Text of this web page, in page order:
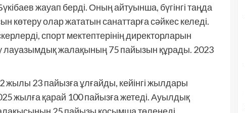
жауап берді. Оның айтуынша, бүгінгі таңда
көтеру олар жататын санаттарға сәйкес келеді.
спорт мектептерінің директорларын
лауазымдық жалақының 75 пайызын құрады. 2023
жылы 23 пайызға ұлғайды, кейінгі жылдары
жылға қарай 100 пайызға жетеді. Ауылдық